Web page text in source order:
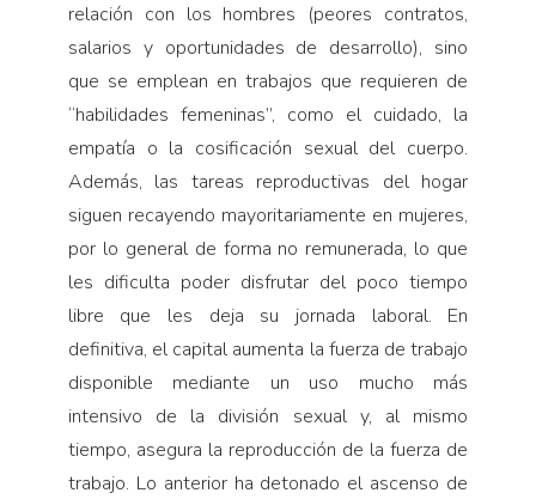
relación con los hombres (peores contratos,
salarios y oportunidades de desarrollo), sino
que se emplean en trabajos que requieren de
“habilidades femeninas”, como el cuidado, la
empatía o la cosificación sexual del cuerpo.
Además, las tareas reproductivas del hogar
siguen recayendo mayoritariamente en mujeres,
por lo general de forma no remunerada, lo que
les dificulta poder disfrutar del poco tiempo
libre que les deja su jornada laboral. En
definitiva, el capital aumenta la fuerza de trabajo
disponible mediante un uso mucho más
intensivo de la división sexual y, al mismo
tiempo, asegura la reproducción de la fuerza de
trabajo. Lo anterior ha detonado el ascenso de